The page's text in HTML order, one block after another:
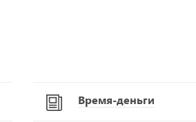
Время-деньги